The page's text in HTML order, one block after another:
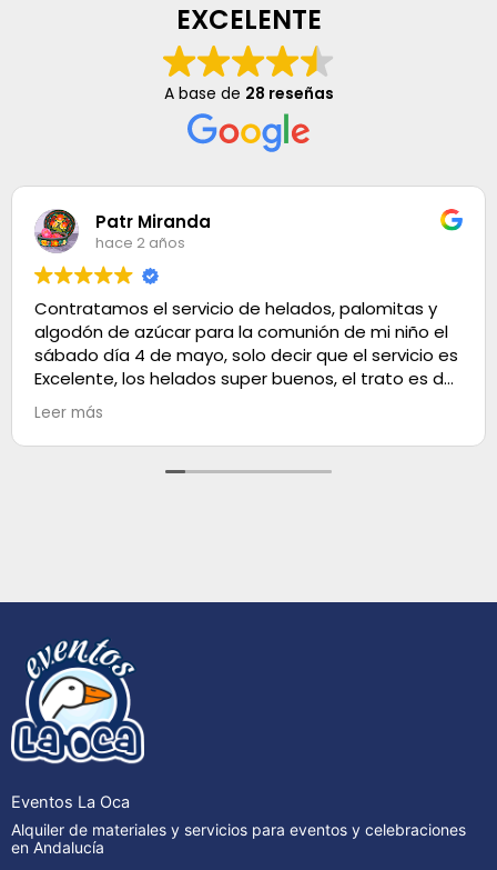
EXCELENTE
A base de 28 reseñas
Patr Miranda
hace 2 años
Contratamos el servicio de helados, palomitas y
algodón de azúcar para la comunión de mi niño el
sábado día 4 de mayo, solo decir que el servicio es
Excelente, los helados super buenos, el trato es de
100. Muchas gracias
Leer más
Eventos La Oca
Alquiler de materiales y servicios para eventos y celebraciones
en Andalucía